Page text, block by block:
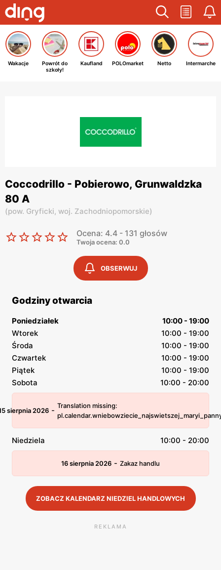
Wakacje
Powrót do
szkoły!
Kaufland POLOmarket Netto Intermarche
Coccodrillo - Pobierowo, Grunwaldzka
80 A
(pow. Gryficki, woj. Zachodniopomorskie)
Ocena: 4.4 - 131 głosów
Twoja ocena: 0.0
OBSERWUJ
Godziny otwarcia
Poniedziałek
10:00 - 19:00
Wtorek
10:00 - 19:00
Środa
10:00 - 19:00
Czwartek
10:00 - 19:00
Piątek
10:00 - 19:00
Sobota
10:00 - 20:00
sierpnia 2026 - Translation missing:
Niedziela 10:00 - 20:00
16 sierpnia 2026 - Zakaz handlu
ZOBACZ KALENDARZ NIEDZIEL HANDLOWYCH
REKLAMA